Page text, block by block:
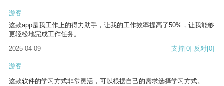
游客
这款app是我工作上的得力助手，让我的工作效率提高了50%，让我能够
更轻松地完成工作任务。
2025-04-09
支持[0] 反对[0]
游客
这款软件的学习方式非常灵活，可以根据自己的需求选择学习方式。